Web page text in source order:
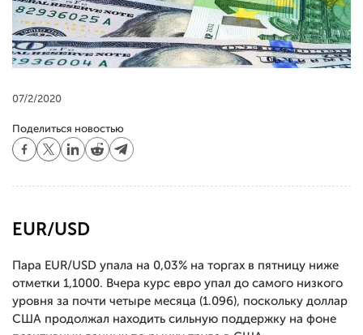
07/2/2020
Поделиться новостью
EUR/USD
Пара EUR/USD упала на 0,03% на торгах в пятницу ниже
отметки 1,1000. Вчера курс евро упал до самого низкого
уровня за почти четыре месяца (1.096), поскольку доллар
США продолжал находить сильную поддержку на фоне